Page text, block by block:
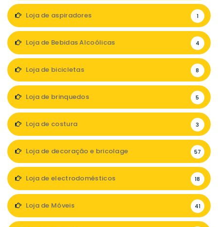
Loja de aspiradores 1
Loja de Bebidas Alcoólicas 4
Loja de bicicletas 8
Loja de brinquedos 5
Loja de costura 3
Loja de decoração e bricolage 57
Loja de electrodomésticos 18
Loja de Móveis 41